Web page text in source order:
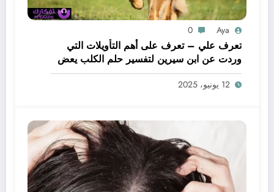
Aya
0
تعرف علي – تعرف على أهم التأويلات التي
وردت عن ابن سيرين لتفسير حلم الكلب يعض
يدي – بالتفصيل
12 يونيو، 2025